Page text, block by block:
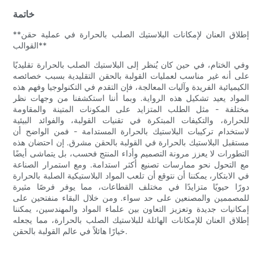
خاتمة
**إطلاق العنان لإمكانات البلاستيك الصلب بالحرارة في عملية حقن
القوالب**
وفي الختام، في حين كان يُنظر إلى البلاستيك الصلب بالحرارة تقليديًا
على أنه غير مناسب لعمليات القولبة بالحقن التقليدية بسبب خصائصه
الكيميائية الفريدة وآليات المعالجة، فإن التقدم في التكنولوجيا وفهم هذه
المواد يعيد تشكيل هذه الرواية. وبما أننا استكشفنا من وجهات نظر
مختلفة - مثل الطلب المتزايد على المكونات المتينة والمقاومة
للحرارة، والتكيفات المبتكرة في تقنيات القولبة، والفوائد البيئية
لاستخدام تركيبات البلاستيك بالحرارة المستدامة - فمن الواضح أن
مستقبل البلاستيك بالحرارة في القولبة بالحقن مشرق. إن احتضان هذه
التطورات لا يعزز مرونة التصميم وأداء المنتج فحسب، بل يتماشى أيضًا
مع التحول نحو ممارسات تصنيع أكثر استدامة. ومع استمرار الصناعة
في الابتكار، يمكننا أن نتوقع أن تلعب المواد البلاستيكية الصلبة بالحرارة
دورًا حيويًا متزايدًا في مختلف القطاعات، مما يوفر فرصًا مثيرة
للمصممين والمصنعين على حد سواء. ومن خلال البقاء منفتحين على
إمكانيات جديدة وتعزيز التعاون بين علماء المواد والمهندسين، يمكننا
إطلاق العنان للإمكانات الهائلة للبلاستيك الصلب بالحرارة، مما يجعله
خيارًا هائلاً في عالم القولبة بالحقن.